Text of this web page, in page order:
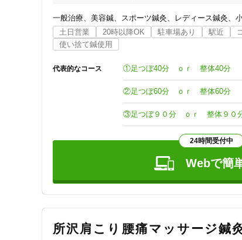
自律神経失調症(不眠・めまい)、ホルモンバランスの
頭痛など、様々なお身体の症状にも対応できる。
定期的な治療を行うことで体質改善も期待できます。
こだわり１
地域密着15年・中国鍼治療・美容鍼など総合治療
経験豊富・漢方薬相談販売
トータルビューティーエステサロンも併設
ハイフ小顔・痩身・メンズ脱毛！人気メニュー多数
ベテランエステティシャン在籍・最新痩身機器・ク
こだわり３
一般治療 美容鍼 スポーツ鍼灸 レディース鍼灸
土日営業
20時以降OK 駐車場あり 駅近
使い捨て鍼使用
代表的なコース
24時間受付中
Webで簡
所沢肩こり腰痛マッサージ鍼